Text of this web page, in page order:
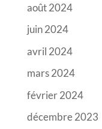
août 2024
juin 2024
avril 2024
mars 2024
février 2024
décembre 2023